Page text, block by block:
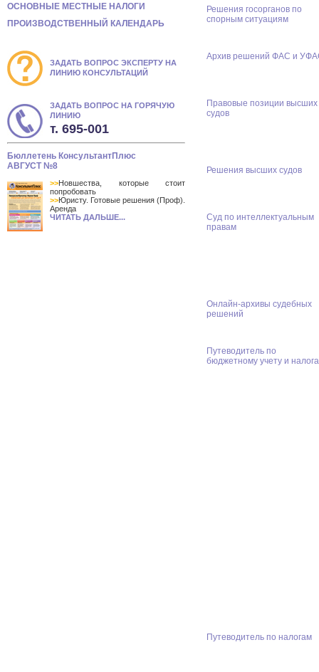
ОСНОВНЫЕ МЕСТНЫЕ НАЛОГИ
ПРОИЗВОДСТВЕННЫЙ КАЛЕНДАРЬ
ЗАДАТЬ ВОПРОС ЭКСПЕРТУ НА
ЛИНИЮ КОНСУЛЬТАЦИЙ
ЗАДАТЬ ВОПРОС НА ГОРЯЧУЮ
ЛИНИЮ
т. 695-001
Бюллетень КонсультантПлюс
АВГУСТ №8
>>Новшества, которые стоит
попробовать
>>Юристу. Готовые решения (Проф).
Аренда
ЧИТАТЬ ДАЛЬШЕ...
Решения госорганов по
спорным ситуациям
Архив решений ФАС и
Правовые позиции высших
судов
Решения высших судов
Суд по интеллектуальным
правам
Онлайн-архивы судебных
решений
Путеводитель по
бюджетному учету и
Путеводитель по налогам